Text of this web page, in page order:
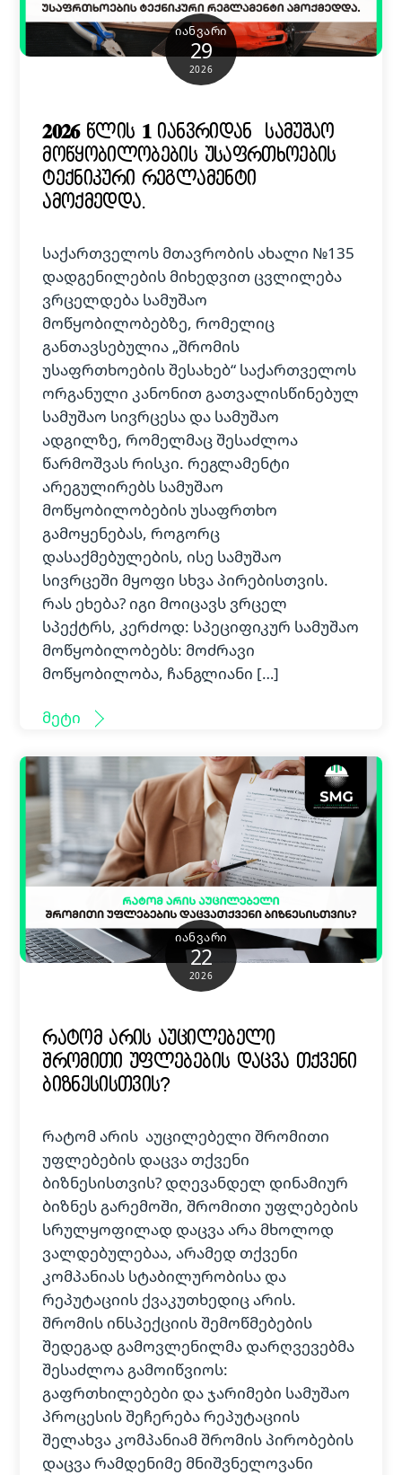
ᲘᲐᲜᲕᲐᲠᲘ
29
2026
𝟐𝟎𝟐𝟔 წლის 𝟏 იანვრიდან სამუშაო
მოწყობილობების უსაფრთხოების
ტექნიკური რეგლამენტი
ამოქმედდა.
საქართველოს მთავრობის ახალი №135
დადგენილების მიხედვით ცვლილება
ვრცელდება სამუშაო
მოწყობილობებზე, რომელიც
განთავსებულია „შრომის
უსაფრთხოების შესახებ“ საქართველოს
ორგანული კანონით გათვალისწინებულ
სამუშაო სივრცესა და სამუშაო
ადგილზე, რომელმაც შესაძლოა
წარმოშვას რისკი. რეგლამენტი
არეგულირებს სამუშაო
მოწყობილობების უსაფრთხო
გამოყენებას, როგორც
დასაქმებულების, ისე სამუშაო
სივრცეში მყოფი სხვა პირებისთვის.
რას ეხება? იგი მოიცავს ვრცელ
სპექტრს, კერძოდ: სპეციფიკურ სამუშაო
მოწყობილობებს: მოძრავი
მოწყობილობა, ჩანგლიანი […]
მეტი
ᲘᲐᲜᲕᲐᲠᲘ
22
2026
რატომ არის აუცილებელი
შრომითი უფლებების დაცვა თქვენი
ბიზნესისთვის?
რატომ არის აუცილებელი შრომითი
უფლებების დაცვა თქვენი
ბიზნესისთვის? დღევანდელ დინამიურ
ბიზნეს გარემოში, შრომითი უფლებების
სრულყოფილად დაცვა არა მხოლოდ
ვალდებულებაა, არამედ თქვენი
კომპანიას სტაბილურობისა და
რეპუტაციის ქვაკუთხედიც არის.
შრომის ინსპექციის შემოწმებების
შედეგად გამოვლენილმა დარღვევებმა
შესაძლოა გამოიწვიოს:
გაფრთხილებები და ჯარიმები სამუშაო
პროცესის შეჩერება რეპუტაციის
შელახვა კომპანიამ შრომის პირობების
დაცვა რამდენიმე მნიშვნელოვანი